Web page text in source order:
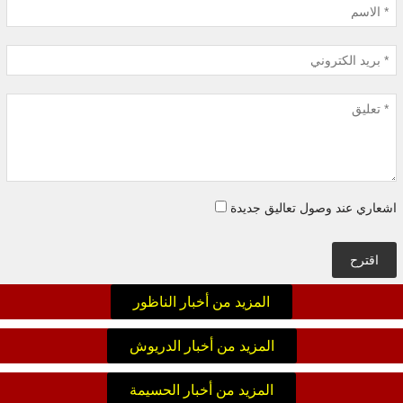
اشعاري عند وصول تعاليق جديدة
اقترح
المزيد من أخبار الناظور
المزيد من أخبار الدريوش
المزيد من أخبار الحسيمة